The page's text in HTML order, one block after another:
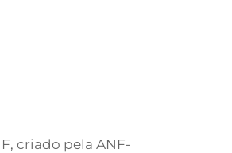
criado pela ANF-